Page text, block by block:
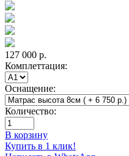
127 000 р.
Комплеттация:
Оснащение:
Количество:
В корзину
Купить в 1 клик!